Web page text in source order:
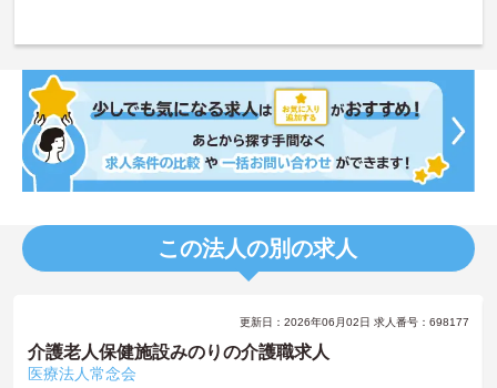
この法人の別の求人
更新日：2026年06月02日 求人番号：698177
介護老人保健施設みのりの介護職求人
医療法人常念会